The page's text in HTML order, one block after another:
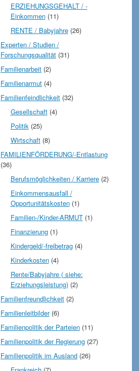
ERZIEHUNGSGEHALT / -
Einkommen(11)
RENTE / Babyjahre(26)
Experten / Studien /
Forschungsqualität (31)
Familienarbeit (2)
Familienarmut (4)
Familienfeindlichkeit (32)
Gesellschaft(4)
Politik(25)
Wirtschaft(8)
FAMILIENFÖRDERUNG/-Entlastung
(36)
Berufsmöglichkeiten / Karriere(2)
Einkommensausfall /
Opportunitätskosten(1)
Familien-/Kinder-ARMUT(1)
Finanzierung(1)
Kindergeld/-freibetrag(4)
Kinderkosten(4)
Rente/Babyjahre ( siehe:
Erziehungsleistung)(2)
Familienfreundlichkeit (2)
Familienleitbilder(6)
Familienpolitik der Parteien (11)
Familienpolitik der Regierung (27)
Familienpolitik im Ausland (26)